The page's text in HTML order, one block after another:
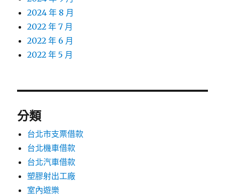
2024 年 8 月
2022 年 7 月
2022 年 6 月
2022 年 5 月
分類
台北市支票借款
台北機車借款
台北汽車借款
塑膠射出工廠
室內遊樂